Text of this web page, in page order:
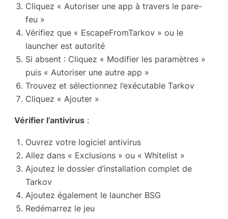
Cliquez « Autoriser une app à travers le pare-
feu »
Vérifiez que « EscapeFromTarkov » ou le
launcher est autorité
Si absent : Cliquez « Modifier les paramètres »
puis « Autoriser une autre app »
Trouvez et sélectionnez l’exécutable Tarkov
Cliquez « Ajouter »
Vérifier l’antivirus :
Ouvrez votre logiciel antivirus
Allez dans « Exclusions » ou « Whitelist »
Ajoutez le dossier d’installation complet de
Tarkov
Ajoutez également le launcher BSG
Redémarrez le jeu